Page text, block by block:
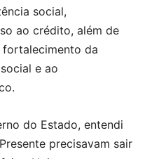
social,
ao crédito, além de
da
e ao
do Estado, entendi
precisavam sair